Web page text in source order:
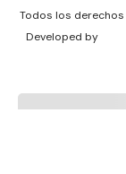
Todos los derechos
Developed by